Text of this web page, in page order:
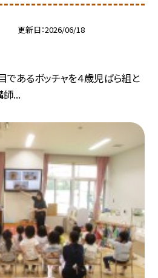
更新日 2026/06/18
であるボッチャを４歳児ばら組と
師...